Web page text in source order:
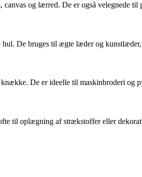
og lærred. De er også velegnede til
De bruges til ægte læder og
De er ideelle til maskinbroderi og
til oplægning af strækstoffer eller